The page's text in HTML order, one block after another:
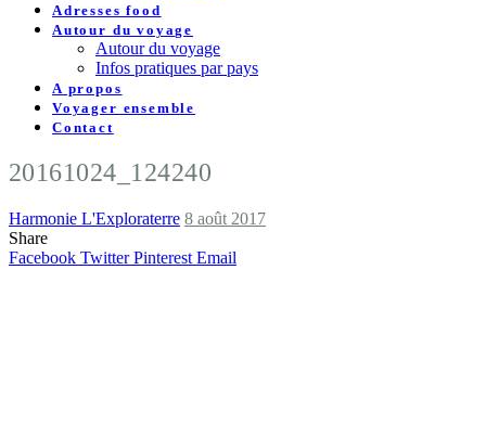
Adresses food
Autour du voyage
Autour du voyage
Infos pratiques par pays
A propos
Voyager ensemble
Contact
20161024_124240
Harmonie L'Exploraterre 8 août 2017
Share
Facebook Twitter Pinterest Email